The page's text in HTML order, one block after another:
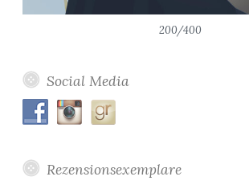
200/400
Social Media
Rezensionsexemplare